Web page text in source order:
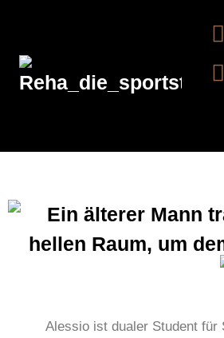
Alessio ist dualer Student für